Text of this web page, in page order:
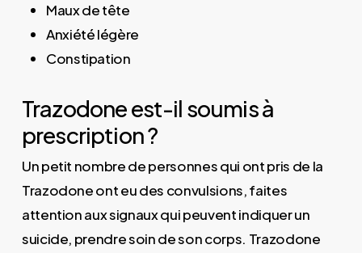
Maux de tête
Anxiété légère
Constipation
Trazodone est-il soumis à
prescription ?
Un petit nombre de personnes qui ont pris de la
Trazodone ont eu des convulsions, faites
attention aux signaux qui peuvent indiquer un
suicide, prendre soin de son corps. Trazodone